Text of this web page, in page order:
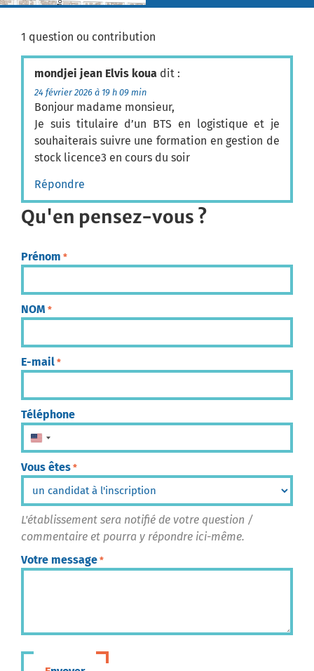
1 question ou contribution
mondjei jean Elvis koua dit :
24 février 2026 à 19 h 09 min
Bonjour madame monsieur,
Je suis titulaire d’un BTS en logistique et je
souhaiterais suivre une formation en gestion de
stock licence3 en cours du soir
Répondre
Qu'en pensez-vous ?
Prénom *
NOM *
E-mail *
Téléphone
États-Unis +1
Vous êtes *
L'établissement sera notifié de votre question /
commentaire et pourra y répondre ici-même.
Votre message *